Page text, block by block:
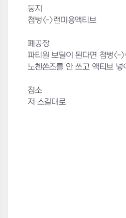
둥지
첨벙<->랜미용액티브
폐공장
파티원 보딜이 된다면 첨벙<-
노첸쏜즈를 안 쓰고 액티브 넣
침소
저 스킬대로